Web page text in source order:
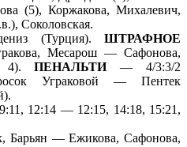
(5), Коржакова, Михалевич,
Соколовская.
(Турция). ШТРАФНОЕ
Месарош — Сафонова,
4).ПЕНАЛЬТИ— 4/3:3/2
Уграковой — Пентек
12:14 — 12:15, 14:18, 15:21,
Барьян — Ежикова, Сафонова,